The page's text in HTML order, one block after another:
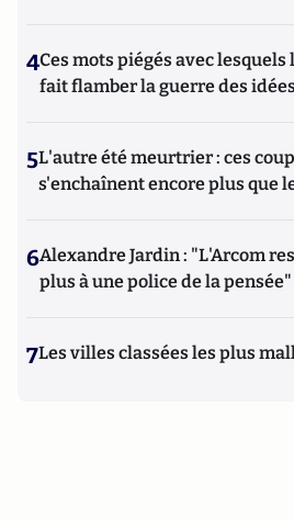
4Ces mots piégés avec
fait flamber la guerre des idées
5L'autre été meurtrier : ces
s'enchaînent encore plus que
6Alexandre Jardin : "L'Arcom
plus à une police de la pensée"
7Les villes classées les plus